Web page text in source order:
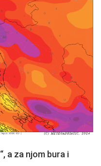
a za njom bura i